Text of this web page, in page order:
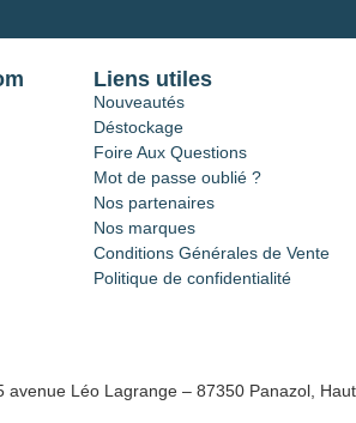
Liens utiles
Nouveautés
Déstockage
Foire Aux Questions
Mot de passe oublié ?
Nos partenaires
Nos marques
Conditions Générales de Vente
Politique de confidentialité
avenue Léo Lagrange – 87350 Panazol,